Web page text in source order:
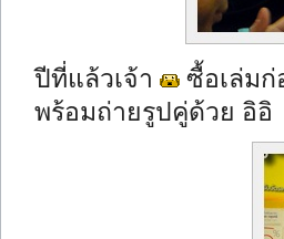
ปีที่แล้วเจ้า
ซื้อเล่ม
พร้อมถ่ายรูปคู่ด้วย อิอิ